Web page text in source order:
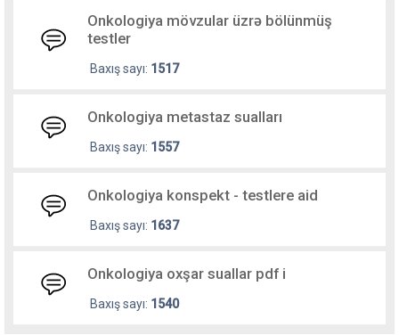
Onkologiya mövzular üzrə bölünmüş
testler
Baxış sayı: 1517
Onkologiya metastaz sualları
Baxış sayı: 1557
Onkologiya konspekt - testlere aid
Baxış sayı: 1637
Onkologiya oxşar suallar pdf i
Baxış sayı: 1540